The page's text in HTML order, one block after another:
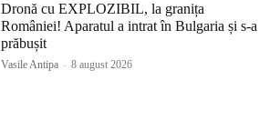
Dronă cu EXPLOZIBIL, la granița
României! Aparatul a intrat în Bulgaria și s-a
prăbușit
Vasile Antipa - 8 august 2026